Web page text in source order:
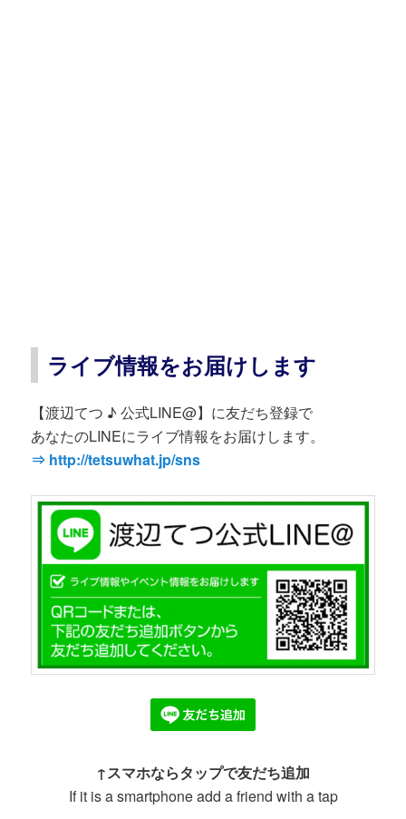
ライブ情報をお届けします
【渡辺てつ ♪ 公式LINE@】に友だち登録で
あなたのLINEにライブ情報をお届けします。
⇒ http://tetsuwhat.jp/sns
↑スマホならタップで友だち追加
If it is a smartphone add a friend with a tap